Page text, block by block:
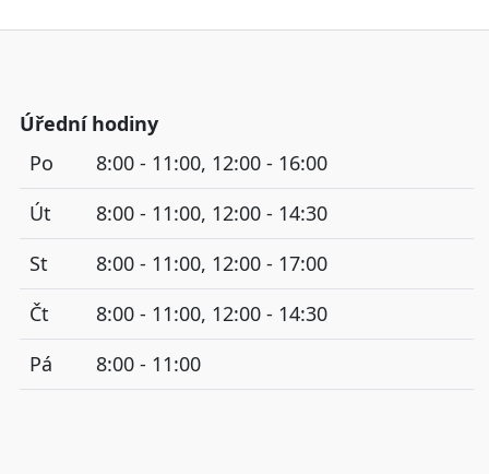
Úřední hodiny
Po
8:00 - 11:00, 12:00 - 16:00
Út
8:00 - 11:00, 12:00 - 14:30
St
8:00 - 11:00, 12:00 - 17:00
Čt
8:00 - 11:00, 12:00 - 14:30
Pá
8:00 - 11:00